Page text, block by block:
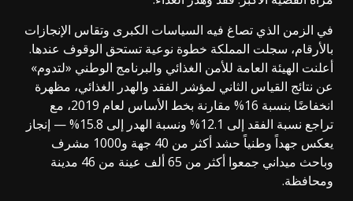
في الزمن الذي تصاغ فيه السياسات الكبرى وتقاس الإنجازات
بالأرقام، سجلت المملكة خطوة نوعية تستحق الوقوف عندها.
أعلنت الهيئة العامة للأمن الغذائي والبرنامج الوطني «لتدوم»
عن نتائج القياس الثاني لمؤشر الفقد والهدر الغذائي، مظهرة
انخفاضًا بنسبة 16% مقارنة بخط الأساس لعام 2019، مع
تراجع نسبة الفقد إلى 12.1% ونسبة الهدر إلى 15.8% — إنجاز
يعكس جهداً وطنياً حشد أكثر من 40 جهة و1000 مشرف
وباحث ميداني جمعوا أكثر من 65 ألف عينة من 46 مدينة
ومحافظة.